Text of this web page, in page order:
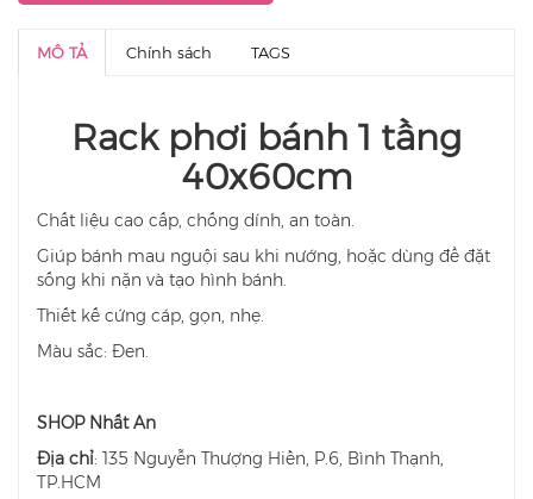
MÔ TẢ Chính sách TAGS
Rack phơi bánh 1 tầng
40x60cm
Chất liệu cao cấp, chống dính, an toàn.
Giúp bánh mau nguội sau khi nướng, hoặc dùng để đặt
sống khi nặn và tạo hình bánh.
Thiết kế cứng cáp, gọn, nhẹ.
Màu sắc: Đen.
SHOP Nhất An
Địa chỉ: 135 Nguyễn Thượng Hiền, P.6, Bình Thạnh,
TP.HCM